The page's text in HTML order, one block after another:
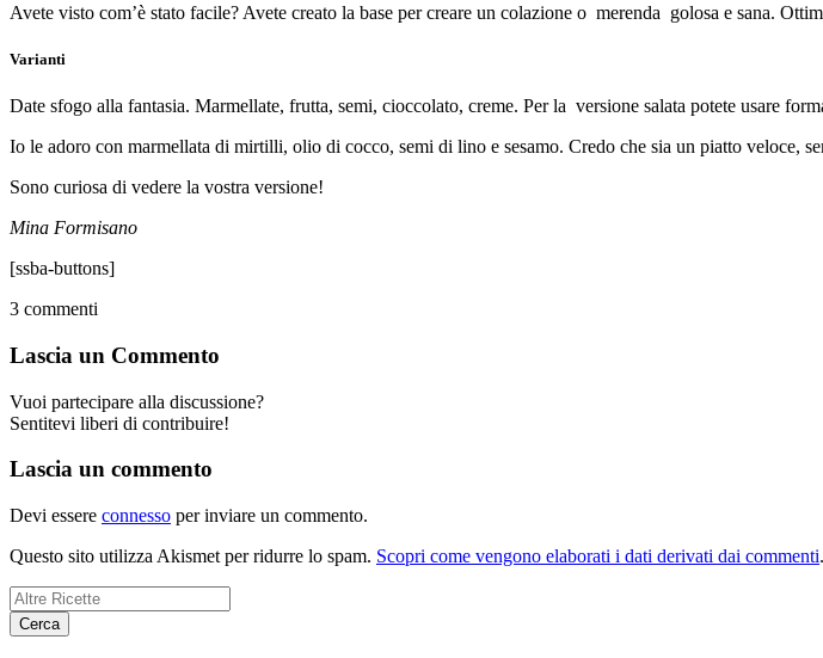
Avete visto com’è stato facile? Avete creato la base per creare un colazione o merenda golosa e sana.
Varianti
Date sfogo alla fantasia. Marmellate, frutta, semi, cioccolato, creme. Per la versione salata potete usare
Io le adoro con marmellata di mirtilli, olio di cocco, semi di lino e sesamo. Credo che sia un piatto veloce,
Sono curiosa di vedere la vostra versione!
Mina Formisano
[ssba-buttons]
3 commenti
Lascia un Commento
Vuoi partecipare alla discussione?
Sentitevi liberi di contribuire!
Lascia un commento
Devi essere connesso per inviare un commento.
Questo sito utilizza Akismet per ridurre lo spam. Scopri come vengono elaborati i dati derivati dai commenti.